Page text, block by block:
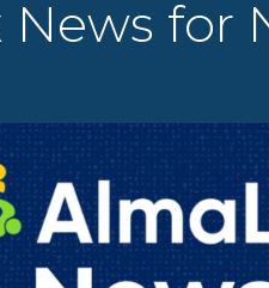
for